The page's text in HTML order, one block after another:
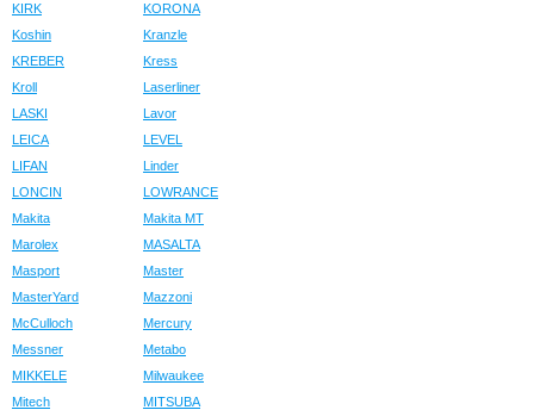
KIRK
KORONA
Koshin
Kranzle
KREBER
Kress
Kroll
Laserliner
LASKI
Lavor
LEICA
LEVEL
LIFAN
Linder
LONCIN
LOWRANCE
Makita
Makita MT
Marolex
MASALTA
Masport
Master
MasterYard
Mazzoni
McCulloch
Mercury
Messner
Metabo
MIKKELE
Milwaukee
Mitech
MITSUBA